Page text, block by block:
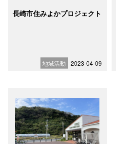
長崎市住みよかプロジェクト
地域活動 2023-04-09